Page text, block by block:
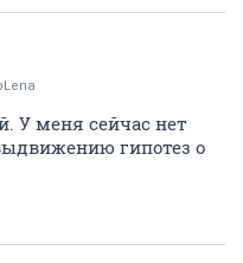
У меня сейчас нет
гипотез о